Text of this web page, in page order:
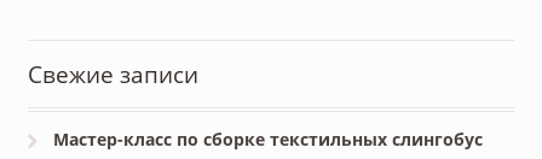
Свежие записи
Мастер-класс по сборке текстильных слингобус